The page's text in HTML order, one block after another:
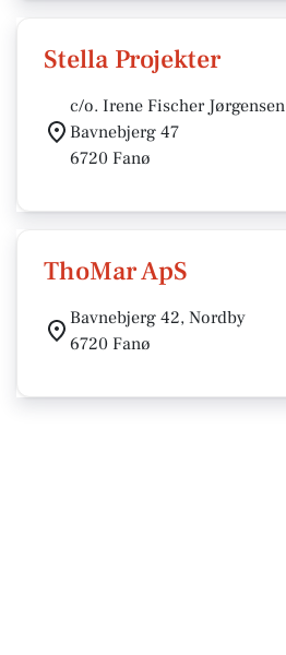
Stella Projekter
c/o. Irene Fischer Jørgensen
Bavnebjerg 47
6720 Fanø
ThoMar ApS
Bavnebjerg 42, Nordby
6720 Fanø